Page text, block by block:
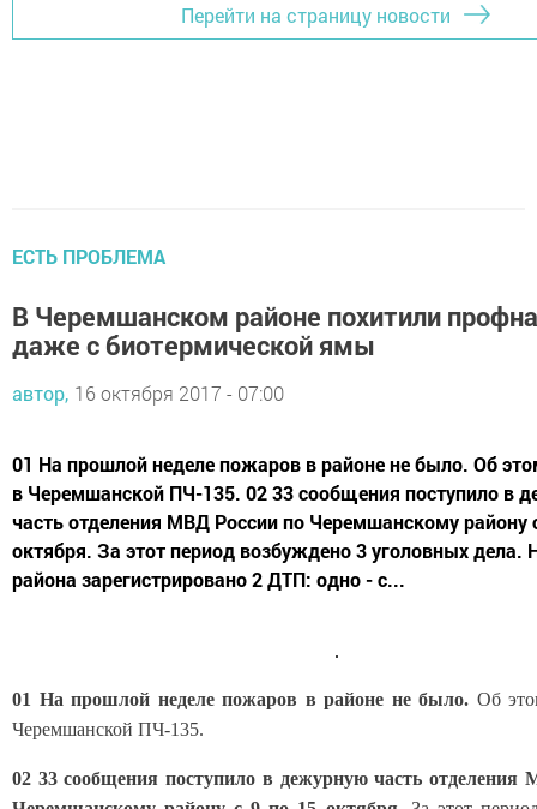
Перейти на страницу новости
ЕСТЬ ПРОБЛЕМА
В Черемшанском районе похитили
даже с биотермической ямы
автор, 16 октября 2017 - 07:00
01 На прошлой неделе пожаров в районе не было. Об
в Черемшанской ПЧ-135. 02 33 сообщения поступило в
часть отделения МВД России по Черемшанскому району
октября. За этот период возбуждено 3 уголовных дела.
района зарегистрировано 2 ДТП: одно - с...
01 На прошлой неделе пожаров в районе не было. Об
Черемшанской ПЧ-135.
02 33 сообщения поступило в дежурную часть отделения